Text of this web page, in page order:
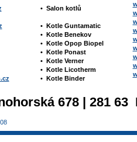
• Salon kotlů
• Kotle Guntamatic
• Kotle Benekov
• Kotle Opop Biopel
• Kotle Ponast
• Kotle Verner
• Kotle Licotherm
• Kotle Binder
678 | 281